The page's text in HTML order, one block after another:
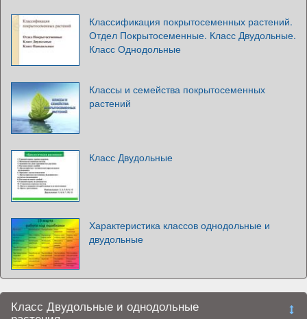
Классификация покрытосеменных растений.
Отдел Покрытосеменные. Класс Двудольные.
Класс Однодольные
Классы и семейства покрытосеменных
растений
Класс Двудольные
Характеристика классов однодольные и
двудольные
Класс Двудольные и однодольные